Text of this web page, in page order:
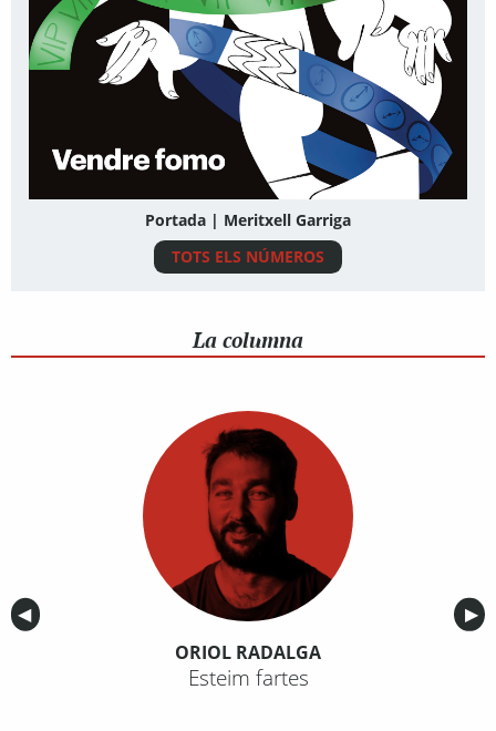
Portada | Meritxell Garriga
TOTS ELS NÚMEROS
La columna
Anterior
◀︎ ▶︎
ORIOL RADALGA
Esteim fartes